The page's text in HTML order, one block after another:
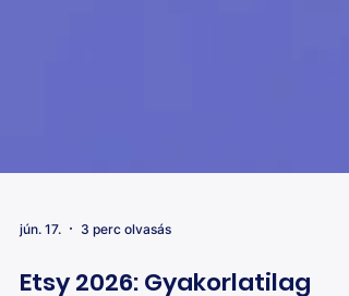
jún. 17. 3 perc olvasás